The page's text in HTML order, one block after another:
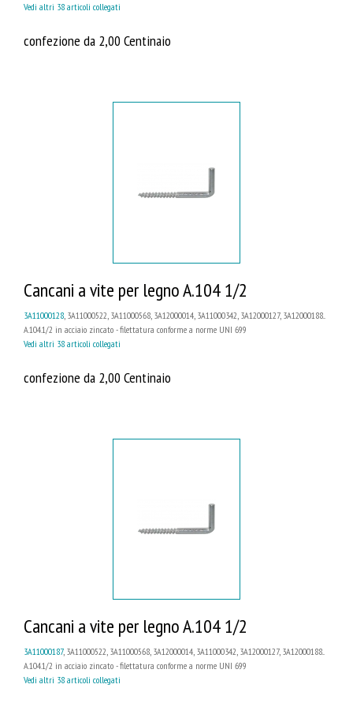
Vedi altri 38 articoli collegati
confezione da 2,00 Centinaio
Cancani a vite per legno A.104 1/2
3A11000128 , 3A11000522, 3A11000568, 3A12000014, 3A11000342, 3A12000127, 3A12000188...
A.104.1/2 in acciaio zincato - filettatura conforme a norme UNI 699
Vedi altri 38 articoli collegati
confezione da 2,00 Centinaio
Cancani a vite per legno A.104 1/2
3A11000187, 3A11000522, 3A11000568, 3A12000014, 3A11000342, 3A12000127, 3A12000188...
A.104.1/2 in acciaio zincato - filettatura conforme a norme UNI 699
Vedi altri 38 articoli collegati